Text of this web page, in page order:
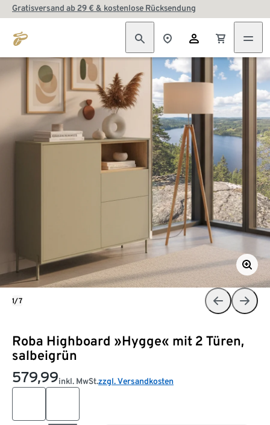
Gratisversand ab 29 € & kostenlose Rücksendung
Roba Highboard »Hygge« mit 2 Türen,
salbeigrün
579,99inkl. MwSt.zzgl. Versandkosten
1/7